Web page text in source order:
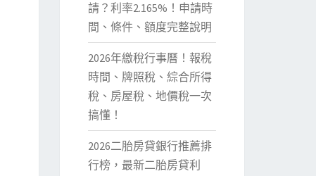
請？利率2.165%！申請時
間、條件、額度完整說明
2026年繳稅行事曆！報稅
時間、牌照稅、綜合所得
稅、房屋稅、地價稅一次
搞懂！
2026二胎房貸銀行推薦排
行榜，最新二胎房貸利